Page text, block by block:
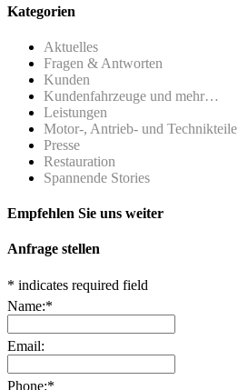
Kategorien
Aktuelles
Fragen & Antworten
Kunden
Kundenfahrzeuge und mehr…
Leistungen
Motor-, Antrieb- und Technikteile
Presse
Restauration
Spannende Stories
Empfehlen Sie uns weiter
Anfrage stellen
* indicates required field
Name:*
Email:
Phone:*